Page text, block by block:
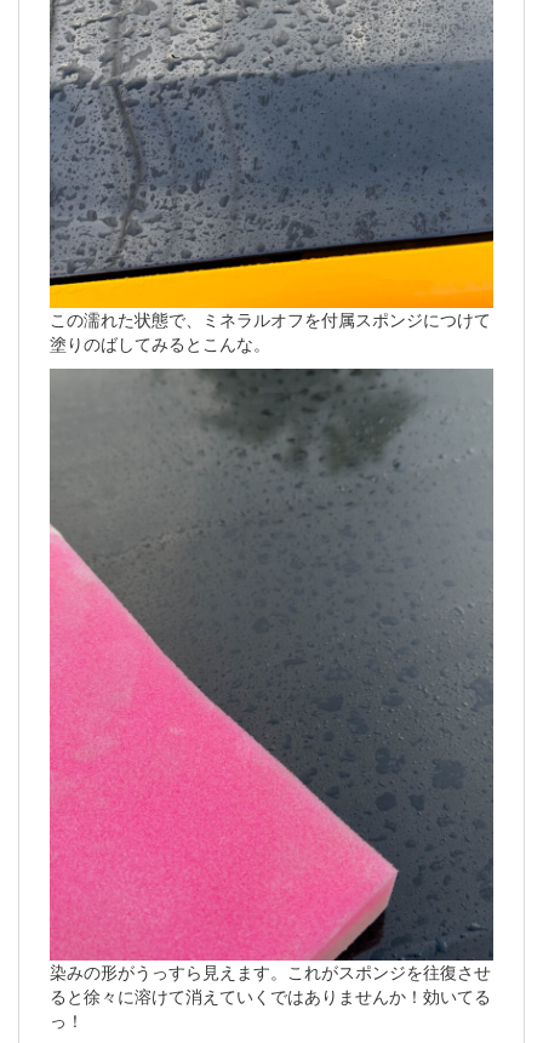
この濡れた状態で、ミネラルオフを付属スポンジにつけて
塗りのばしてみるとこんな。
染みの形がうっすら見えます。これがスポンジを往復させ
ると徐々に溶けて消えていくではありませんか！効いてる
っ！